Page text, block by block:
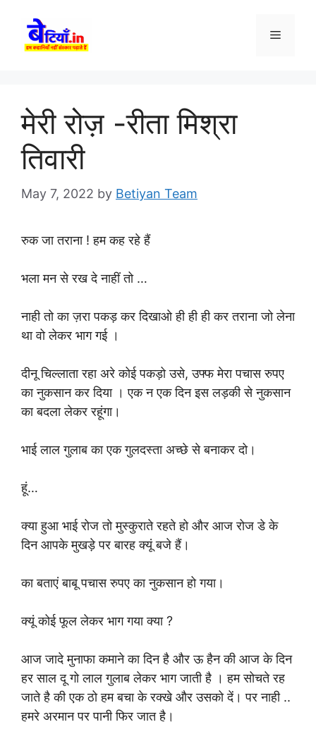
content
Menu
मेरी रोज़ -रीता मिश्रा
तिवारी
May 7, 2022 by Betiyan Team
रुक जा तराना ! हम कह रहे हैं
भला मन से रख दे नाहीं तो …
नाही तो का ज़रा पकड़ कर दिखाओ ही ही ही कर तराना जो लेना
था वो लेकर भाग गई ।
दीनू चिल्लाता रहा अरे कोई पकड़ो उसे, उफ्फ मेरा पचास रुपए
का नुकसान कर दिया । एक न एक दिन इस लड़की से नुकसान
का बदला लेकर रहूंगा।
भाई लाल गुलाब का एक गुलदस्ता अच्छे से बनाकर दो।
हूं…
क्या हुआ भाई रोज तो मुस्कुराते रहते हो और आज रोज डे के
दिन आपके मुखड़े पर बारह क्यूं बजे हैं।
का बताएं बाबू पचास रुपए का नुकसान हो गया।
क्यूं कोई फूल लेकर भाग गया क्या ?
आज जादे मुनाफा कमाने का दिन है और ऊ हैन की आज के दिन
हर साल दू गो लाल गुलाब लेकर भाग जाती है । हम सोचते रह
जाते है की एक ठो हम बचा के रक्खे और उसको दें। पर नाही ..
हमरे अरमान पर पानी फिर जात है।